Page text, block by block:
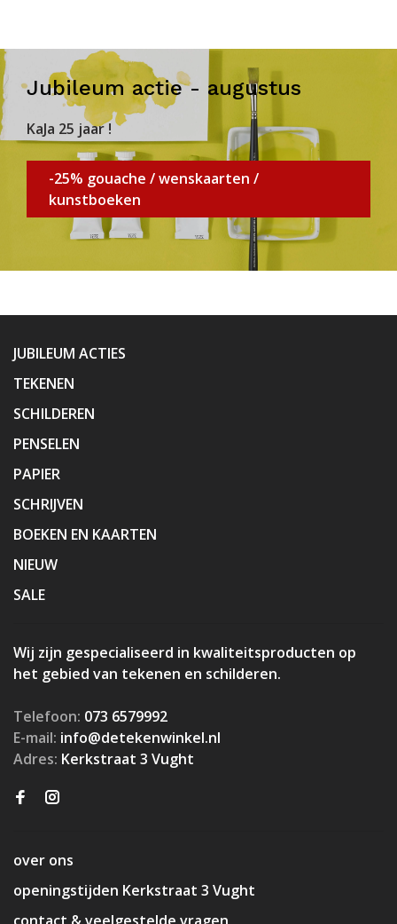
Jubileum actie - augustus
KaJa 25 jaar !
-25% gouache / wenskaarten /
kunstboeken
JUBILEUM ACTIES
TEKENEN
SCHILDEREN
PENSELEN
PAPIER
SCHRIJVEN
BOEKEN EN KAARTEN
NIEUW
SALE
Wij zijn gespecialiseerd in kwaliteitsproducten op
het gebied van tekenen en schilderen.
Telefoon: 073 6579992
E-mail: info@detekenwinkel.nl
Adres: Kerkstraat 3 Vught
over ons
openingstijden Kerkstraat 3 Vught